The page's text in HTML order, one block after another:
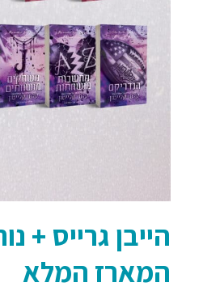
הייבן גרייס +
המארז המלא